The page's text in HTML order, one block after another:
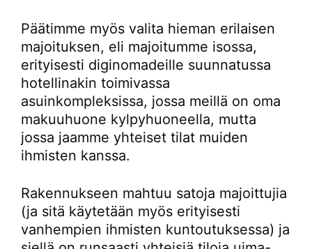
Päätimme myös valita hieman erilaisen
majoituksen, eli majoitumme isossa,
erityisesti diginomadeille suunnatussa
hotellinakin toimivassa
asuinkompleksissa, jossa meillä on oma
makuuhuone kylpyhuoneella, mutta
jossa jaamme yhteiset tilat muiden
ihmisten kanssa.
Rakennukseen mahtuu satoja majoittujia
(ja sitä käytetään myös erityisesti
vanhempien ihmisten kuntoutuksessa) ja